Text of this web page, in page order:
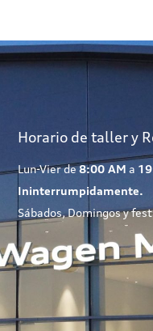
Horario de taller y
Lun-Vier de8:00 AM a
Ininterrumpidamente.
Sábados, Domingos y